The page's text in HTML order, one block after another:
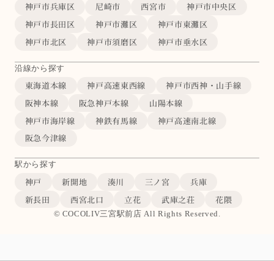
神戸市兵庫区 尼崎市 西宮市
神戸市中央区
神戸市長田区
神戸市灘区
神戸市東灘区
神戸市北区
神戸市須磨区 神戸市垂水区
沿線から探す
東海道本線 神戸高速東西線
神戸市西神・山手線
阪神本線
阪急神戸本線
山陽本線
神戸市海岸線
神鉄有馬線
神戸高速南北線
阪急今津線
駅から探す
神戸 新開地 湊川 三ノ宮
兵庫
新長田
西宮北口 立花 武庫之荘 花隈
© COCOLIV三宮駅前店 All Rights Reserved.